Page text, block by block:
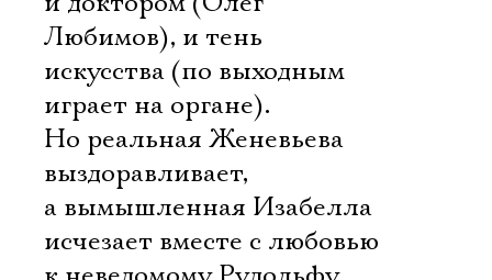
Любимов), и тень
искусства (по выходным
играет на органе).
Но реальная Женевьева
выздоравливает,
а вымышленная Изабелла
исчезает вместе с любовью
Ознакомиться